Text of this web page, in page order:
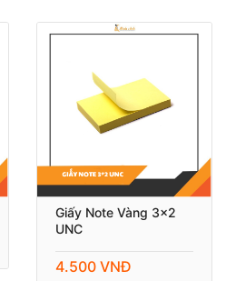
Giấy Note Vàng 3x2
UNC
4.500 VNĐ